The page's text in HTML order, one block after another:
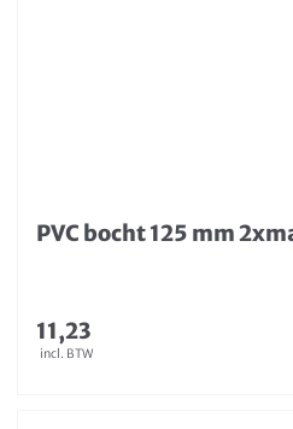
PVC bocht 125 mm
11,23
incl. BTW